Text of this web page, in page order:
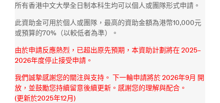
所有香港中文大學全日制本科生均可以個人或團隊形式申請。
此資助金可用於個人或團隊，最高的資助金額為港幣10,000元
或預算的70%（以較低者為準）。
由於申請反應熱烈，已超出原先預期，本資助計劃將在 2025–
2026年度停止接受申請。
我們誠摯感謝您的關注與支持。 下一輪申請將於 2026年9月 開
放，並鼓勵您持續留意後續更新。感謝您的理解與配合。
(更新於2025年12月)